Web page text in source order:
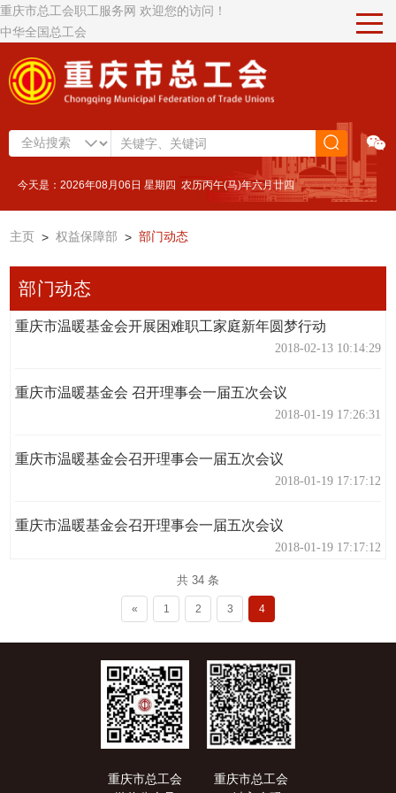
重庆市总工会职工服务网 欢迎您的访问！
中华全国总工会
今天是：2026年08月06日 星期四 农历丙午(马)年六月廿四
主页 > 权益保障部 > 部门动态
部门动态
重庆市温暖基金会开展困难职工家庭新年圆梦行动
2018-02-13 10:14:29
重庆市温暖基金会 召开理事会一届五次会议
2018-01-19 17:26:31
重庆市温暖基金会召开理事会一届五次会议
2018-01-19 17:17:12
重庆市温暖基金会召开理事会一届五次会议
2018-01-19 17:17:12
共 34 条
« 1 2 3 4
重庆市总工会
重庆市总工会